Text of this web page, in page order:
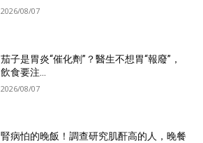
2026/08/07
茄子是胃炎“催化劑”？醫生不想胃“報廢”，
飲食要注...
2026/08/07
腎病怕的晚飯！調查研究肌酐高的人，晚餐